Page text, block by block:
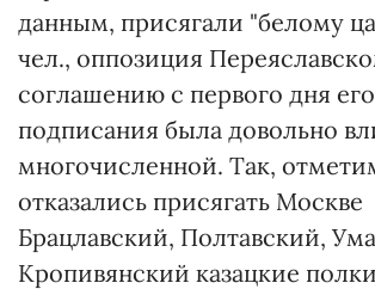
данным, присягали "белому
чел., оппозиция
соглашению с первого дня его
подписания была довольно
многочисленной. Так,
отказались присягать Москве
Брацлавский, Полтавский,
Кропивянский казацкие